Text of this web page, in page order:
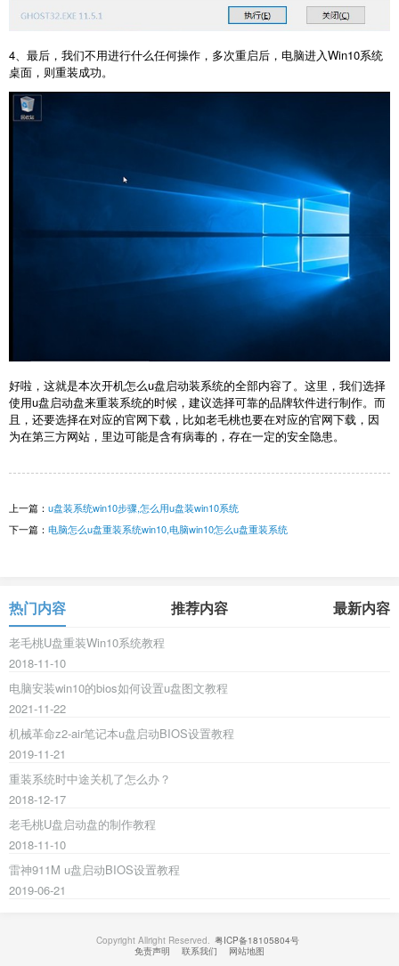
4、最后，我们不用进行什么任何操作，多次重启后，电脑进入Win10系统
桌面，则重装成功。
好啦，这就是本次开机怎么u盘启动装系统的全部内容了。这里，我们选择
使用u盘启动盘来重装系统的时候，建议选择可靠的品牌软件进行制作。而
且，还要选择在对应的官网下载，比如老毛桃也要在对应的官网下载，因
为在第三方网站，里边可能是含有病毒的，存在一定的安全隐患。
上一篇： u盘装系统win10步骤,怎么用u盘装win10系统
下一篇： 电脑怎么u盘重装系统win10,电脑win10怎么u盘重装系统
热门内容 推荐内容 最新内容
老毛桃U盘重装Win10系统教程
2018-11-10
电脑安装win10的bios如何设置u盘图文教程
2021-11-22
机械革命z2-air笔记本u盘启动BIOS设置教程
2019-11-21
重装系统时中途关机了怎么办？
2018-12-17
老毛桃U盘启动盘的制作教程
2018-11-10
雷神911M u盘启动BIOS设置教程
2019-06-21
Copyright Allright Reserved. 粤ICP备18105804号
免责声明
联系我们 网站地图